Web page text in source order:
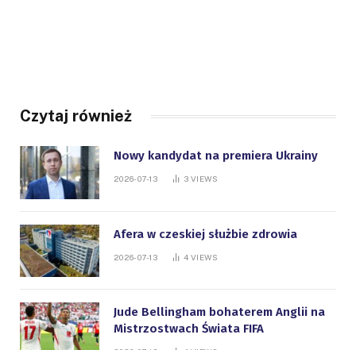
Czytaj również
Nowy kandydat na premiera Ukrainy
2026-07-13 3 VIEWS
Afera w czeskiej służbie zdrowia
2026-07-13 4 VIEWS
Jude Bellingham bohaterem Anglii na
Mistrzostwach Świata FIFA